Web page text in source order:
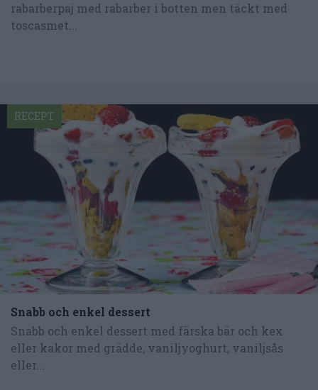
rabarberpaj med rabarber i botten men täckt med
toscasmet...
Snabb och enkel dessert
Snabb och enkel dessert med färska bär och kex
eller kakor med grädde, vaniljyoghurt, vaniljsås
eller...
RECEPT